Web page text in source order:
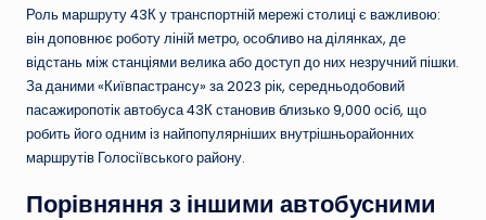
Роль маршруту 43К у транспортній мережі столиці є важливою:
він доповнює роботу ліній метро, особливо на ділянках, де
відстань між станціями велика або доступ до них незручний пішки.
За даними «Київпастрансу» за 2023 рік, середньодобовий
пасажиропотік автобуса 43К становив близько 9,000 осіб, що
робить його одним із найпопулярніших внутрішньорайонних
маршрутів Голосіївського району.
Порівняння з іншими автобусними